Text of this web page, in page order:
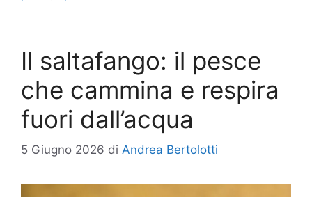
Il saltafango: il pesce
che cammina e respira
fuori dall’acqua
5 Giugno 2026 di Andrea Bertolotti